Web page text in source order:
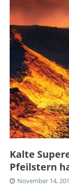
Kalte
Pfeilstern
November 14,